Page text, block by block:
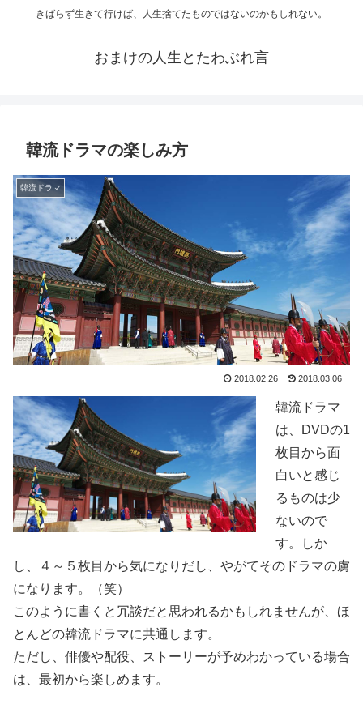
きばらず生きて行けば、人生捨てたものではないのかもしれない。
おまけの人生とたわぶれ言
韓流ドラマの楽しみ方
韓流ドラマ
2018.02.26 2018.03.06
韓流ドラマ
は、DVDの1
枚目から面
白いと感じ
るものは少
ないので
す。しか
し、４～５枚目から気になりだし、やがてそのドラマの虜
になります。（笑）
このように書くと冗談だと思われるかもしれませんが、ほ
とんどの韓流ドラマに共通します。
ただし、俳優や配役、ストーリーが予めわかっている場合
は、最初から楽しめます。